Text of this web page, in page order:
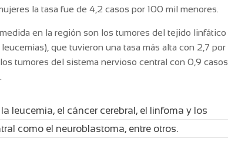
la tasa fue de 4,2 casos por 100 mil menores.
en la región son los tumores del tejido linfático
que tuvieron una tasa más alta con 2,7 por
tumores del sistema nervioso central con 0,9 casos
leucemia, el cáncer cerebral, el linfoma y los
como el neuroblastoma, entre otros.